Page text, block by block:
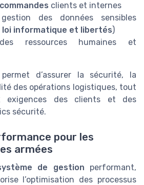
commandes clients et internes
des données sensibles
loi informatique et libertés)
ressources humaines et
d’assurer la sécurité, la
des opérations logistiques, tout
exigences des clients et des
sécurité.
pour les
armées
de gestion performant,
l’optimisation des processus